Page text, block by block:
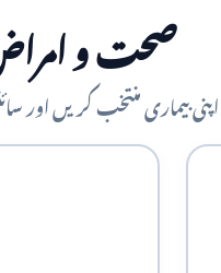
صحت و امراض
اپنی بیماری منتخب کریں اور